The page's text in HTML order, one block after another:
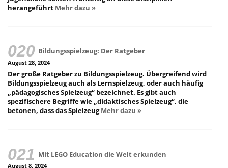
herangeführt Mehr dazu »
Bildungsspielzeug: Der Ratgeber
August 28, 2024
Der große Ratgeber zu Bildungsspielzeug. Übergreifend wird
Bildungsspielzeug auch als Lernspielzeug, oder auch häufig
„pädagogisches Spielzeug“ bezeichnet. Es gibt auch
spezifischere Begriffe wie „didaktisches Spielzeug“, die
betonen, dass das SpielzeugMehr dazu »
Mit LEGO Education die Welt erkunden
August 8, 2024